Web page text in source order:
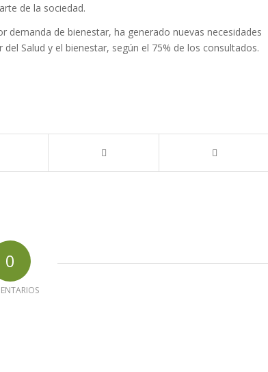
de la sociedad.
demanda de bienestar, ha generado nuevas necesidades
Salud y el bienestar, según el 75% de los consultados.
0